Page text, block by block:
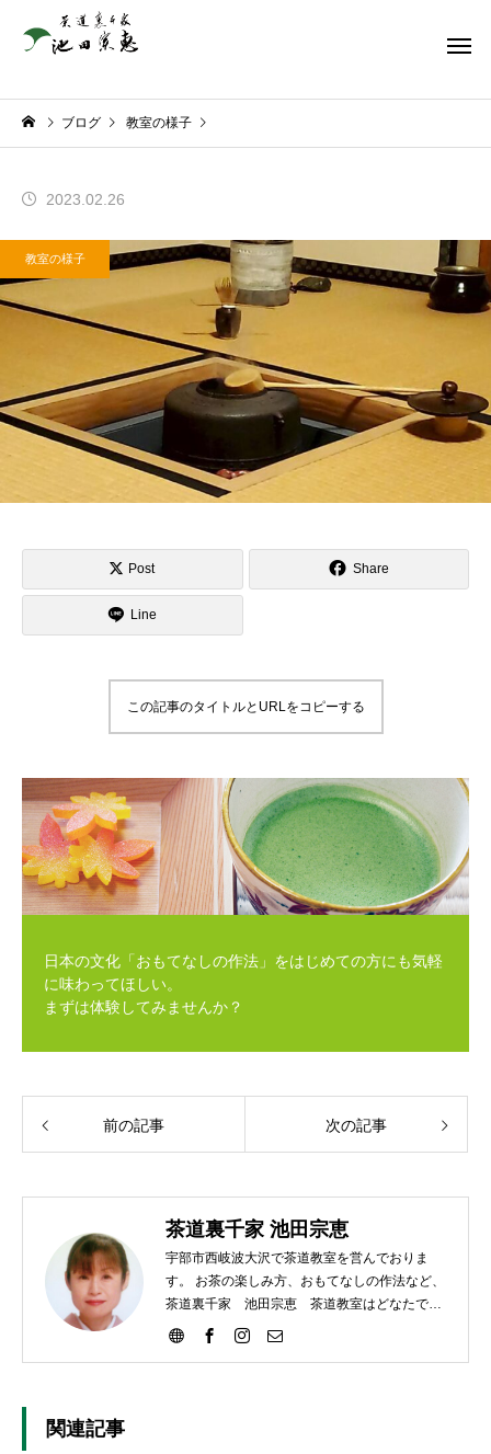
ブログ 教室の様子
2023.02.26
教室の様子
Post Share
Line
この記事のタイトルとURLをコピーする
日本の文化「おもてなしの作法」をはじめての方にも気軽
に味わってほしい。
まずは体験してみませんか？
前の記事 次の記事
茶道裏千家 池田宗恵
宇部市西岐波大沢で茶道教室を営んでおりま
す。 お茶の楽しみ方、おもてなしの作法など、
茶道裏千家 池田宗恵 茶道教室はどなたでも
ご参加いただけます。
関連記事